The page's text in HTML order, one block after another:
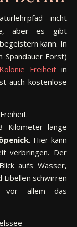
nicht
aber es gibt
kann. In
Spandauer Forst)
Freiheit in
auch kostenlose
Kilometer lange
. Hier kann
verbringen. Der
aufs Wasser,
Libellen schwirren
vor allem das